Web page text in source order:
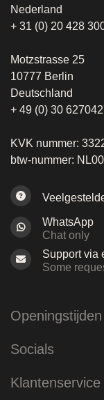
Nederland
+ 31 (0) 20 428
Motzstrasse 25
10777 Berlin
Deutschland
+ 49 (0) 30
KVK nummer:
btw-nummer:
WhatsApp
Chat only
Support via
Some
Openingstijden
Socials
Klantenservice